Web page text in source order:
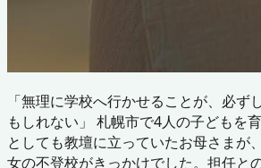
「無理に学校へ行かせることが、必ず
もしれない」 札幌市で4人の子どもを
としても教壇に立っていたお母さまが
女の不登校がきっかけでした。担任と